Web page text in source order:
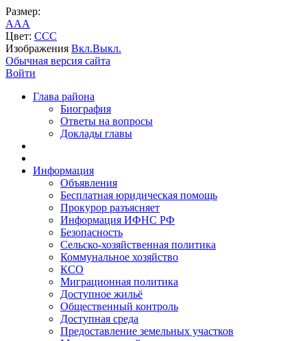
Размер:
AAA
Цвет: CCC
Изображения Вкл.Выкл.
Обычная версия сайта
Войти
Глава района
Биография
Ответы на вопросы
Доклады главы
Информация
Объявления
Бесплатная юридическая помощь
Прокурор разъясняет
Информация ИФНС РФ
Безопасность
Сельско-хозяйственная политика
Коммунальное хозяйство
КСО
Миграционная политика
Доступное жильё
Общественный контроль
Доступная среда
Предоставление земельных участков